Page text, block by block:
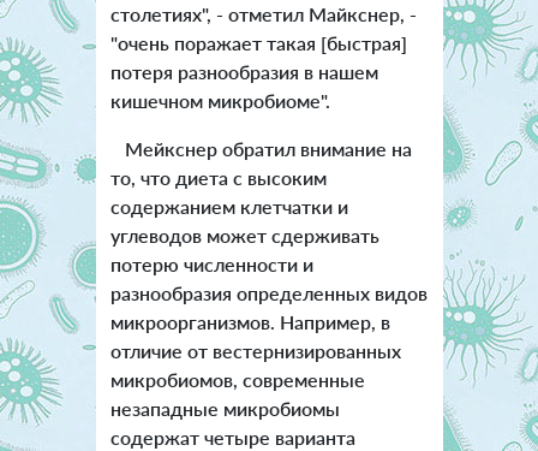
столетиях", - отметил Майкснер, -
"очень поражает такая [быстрая]
потеря разнообразия в нашем
кишечном микробиоме".
Мейкснер обратил внимание на
то, что диета с высоким
содержанием клетчатки и
углеводов может сдерживать
потерю численности и
разнообразия определенных видов
микроорганизмов. Например, в
отличие от вестернизированных
микробиомов, современные
незападные микробиомы
содержат четыре варианта